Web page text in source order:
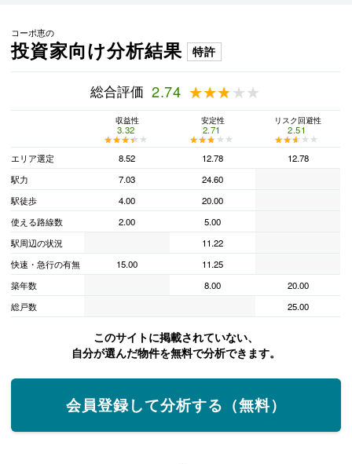
コーポ恵の
投資家向け分析結果 特許
総合評価 2.74 ★★★★★
★★★★★
収益性
3.32
★★★★★
★★★★★
安定性
2.71
★★★★★
★★★★★
リスク回避性
2.51
★★★★★
★★★★★
エリア選定
8.52 12.78
12.78
駅力
7.03
24.60
駅徒歩
4.00
20.00
使える路線数
2.00
5.00
駅周辺の状況
11.22
快速・急行の有無
15.00
11.25
築年数
8.00
20.00
総戸数
25.00
このサイトに掲載されていない、
自分が選んだ物件を無料で分析できます。
会員登録して分析する（無料）